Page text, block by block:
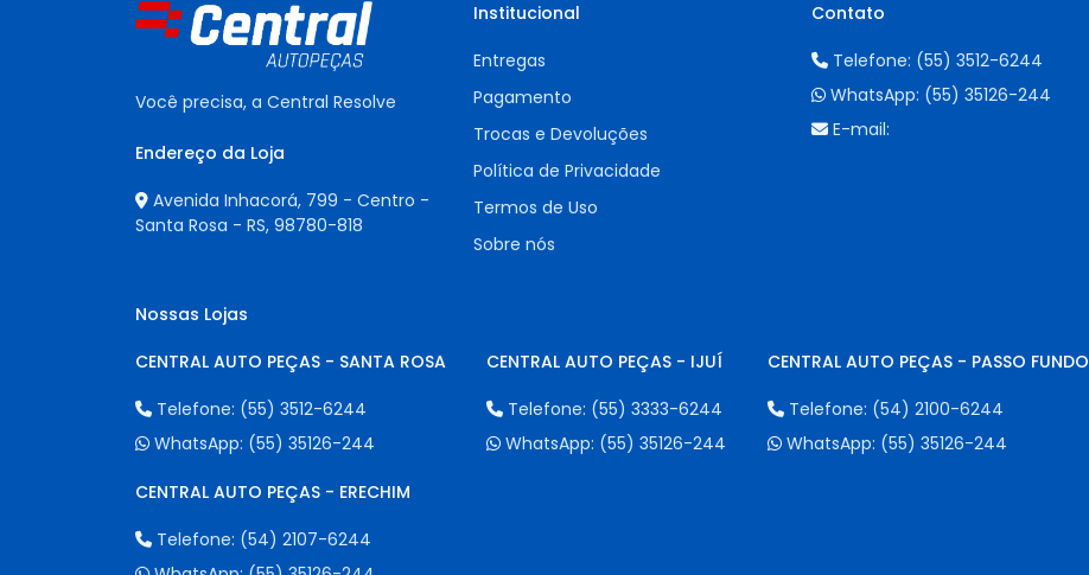
Você precisa, a Central Resolve
Endereço da Loja
Avenida Inhacorá, 799 - Centro -
Santa Rosa - RS, 98780-818
Institucional
Entregas
Pagamento
Trocas e Devoluções
Política de Privacidade
Termos de Uso
Sobre nós
Contato
Telefone: (55) 3512-6244
WhatsApp: (55) 35126-244
E-mail:
Nossas Lojas
CENTRAL AUTO PEÇAS - SANTA ROSA
Telefone: (55) 3512-6244
WhatsApp: (55) 35126-244
CENTRAL AUTO PEÇAS - IJUÍ
Telefone: (55) 3333-6244
WhatsApp: (55) 35126-244
CENTRAL AUTO PEÇAS - PASSO FUNDO
Telefone: (54) 2100-6244
WhatsApp: (55) 35126-244
CENTRAL AUTO PEÇAS - ERECHIM
Telefone: (54) 2107-6244